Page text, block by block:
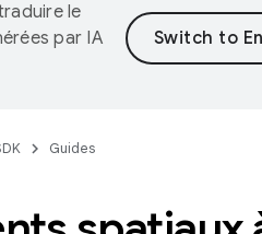
le
par IA
Guides